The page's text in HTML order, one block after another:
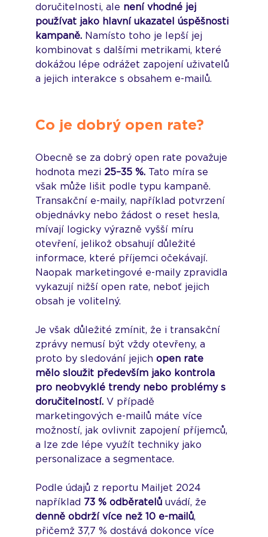
doručitelnosti, ale není vhodné jej
používat jako hlavní ukazatel úspěšnosti
kampaně. Namísto toho je lepší jej
kombinovat s dalšími metrikami, které
dokážou lépe odrážet zapojení uživatelů
a jejich interakce s obsahem e-mailů.
Co je dobrý open rate?
Obecně se za dobrý open rate považuje
hodnota mezi 25–35 %. Tato míra se
však může lišit podle typu kampaně.
Transakční e-maily, například potvrzení
objednávky nebo žádost o reset hesla,
mívají logicky výrazně vyšší míru
otevření, jelikož obsahují důležité
informace, které příjemci očekávají.
Naopak marketingové e-maily zpravidla
vykazují nižší open rate, neboť jejich
obsah je volitelný.
Je však důležité zmínit, že i transakční
zprávy nemusí být vždy otevřeny, a
proto by sledování jejich open rate
mělo sloužit především jako kontrola
pro neobvyklé trendy nebo problémy s
doručitelností. V případě
marketingových e-mailů máte více
možností, jak ovlivnit zapojení příjemců,
a lze zde lépe využít techniky jako
personalizace a segmentace.
Podle údajů z reportu Mailjet 2024
například 73 % odběratelů uvádí, že
denně obdrží více než 10 e-mailů,
přičemž 37,7 % dostává dokonce více